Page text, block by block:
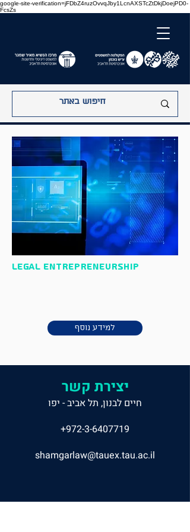
google-site-verification=jFDbZ4ruzOvvqJby1LcnAXSTcZtDkjDoejPD0-
FcsZs
Legal Entrepreneurship
למידע נוסף
יצירת קשר
חיים לבנון, תל אביב - יפו
+972-3-6407719
shamgarlaw@tauex.tau.ac.il